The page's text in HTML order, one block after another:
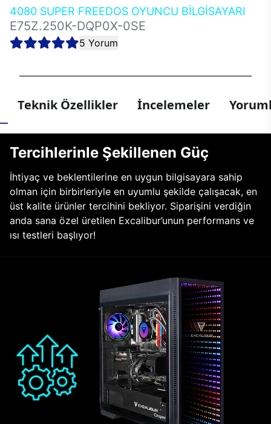
4080 SUPER FREEDOS OYUNCU BİLGİSAYARI
E75Z.250K-DQP0X-0SE
5 Yorum
Teknik Özellikler İncelemeler
Tercihlerinle Şekillenen Güç
İhtiyaç ve beklentilerine en uygun bilgisayara sahip
olman için birbirleriyle en uyumlu şekilde çalışacak, en
üst kalite ürünler tercihini bekliyor. Siparişini verdiğin
anda sana özel üretilen Excalibur’unun performans ve
ısı testleri başlıyor!